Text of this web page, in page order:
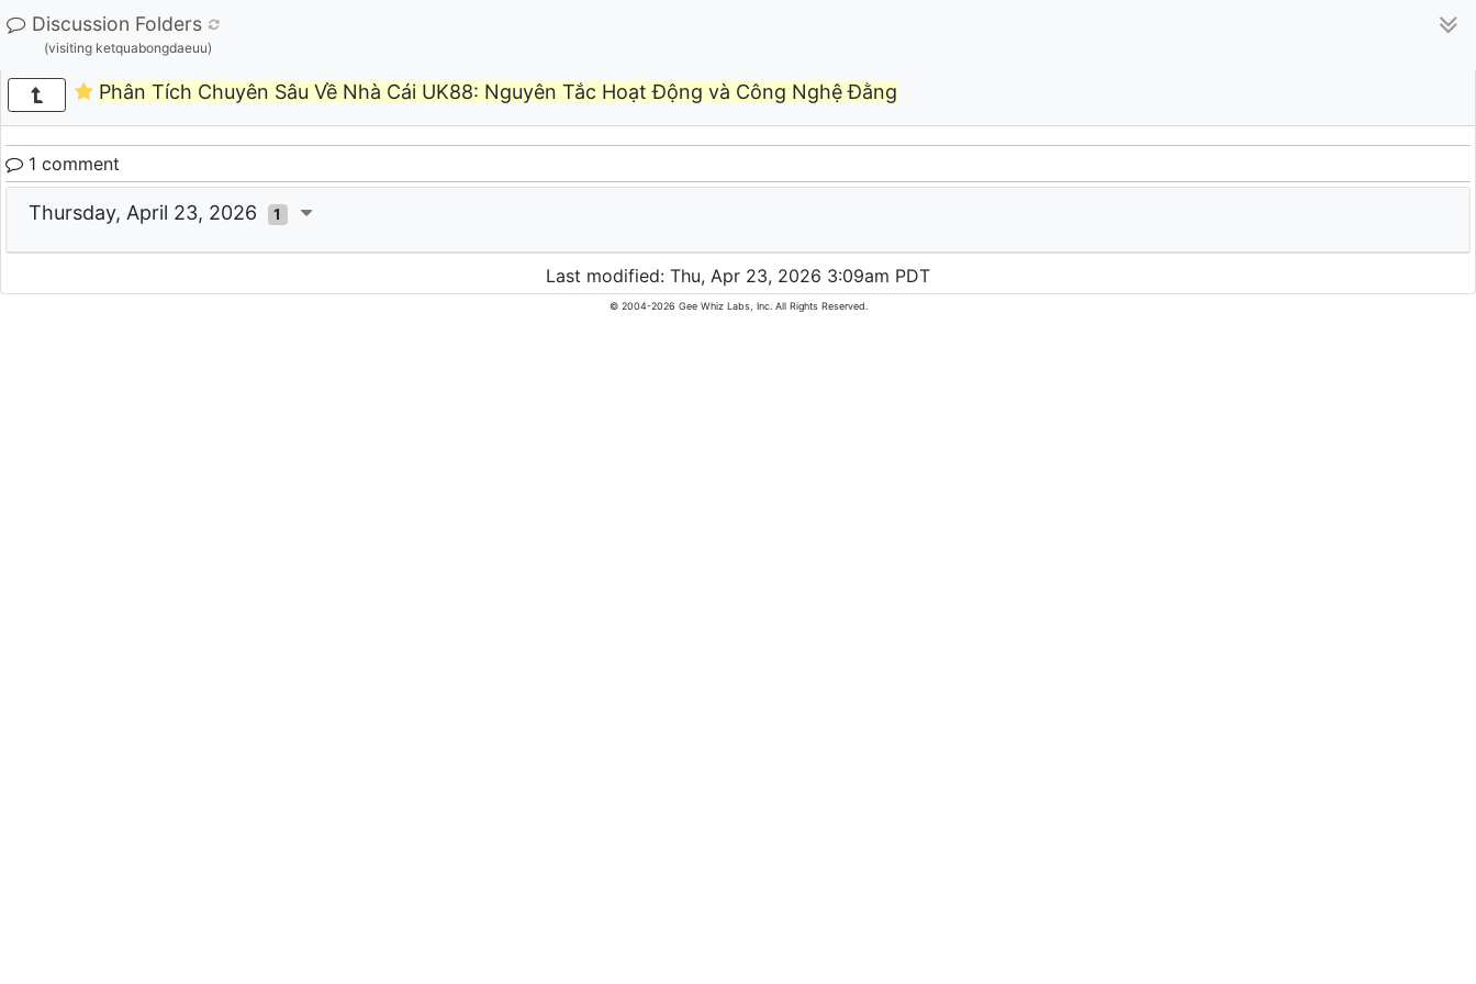
Discussion Folders
(visiting ketquabongdaeuu)
Phân Tích Chuyên Sâu Về Nhà Cái UK88: Nguyên Tắc Hoạt Động và Công Nghệ Đằng
1 comment
Thursday, April 23, 2026 1
Last modified: Thu, Apr 23, 2026 3:09am PDT
© 2004-2026 Gee Whiz Labs, Inc. All Rights Reserved.